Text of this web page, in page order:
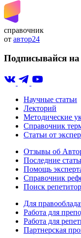
справочник
от автор24
Подписывайся
Научные статьи
Лекторий
Методические
Справочник
Статьи от
Отзывы об
Последние
Помощь
Справочник
Поиск
Для
Работа для
Работа для
Партнерская